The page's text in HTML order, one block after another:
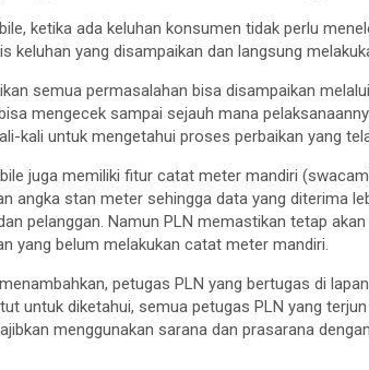
ketika ada keluhan konsumen tidak perlu
keluhan yang disampaikan dan langsung
semua permasalahan bisa disampaikan
mengecek sampai sejauh mana
kali untuk mengetahui proses perbaikan yang
juga memiliki fitur catat meter mandiri
angka stan meter sehingga data yang diterima
pelanggan. Namun PLN memastikan tetap
yang belum melakukan catat meter mandiri.
petugas PLN yang bertugas di
untuk diketahui, semua petugas PLN yang
menggunakan sarana dan prasarana